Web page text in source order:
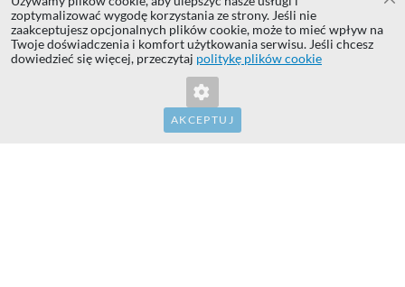
Copyright © 2014 - 2026 MS Development | All rights reserved
| All logos and trademarks are properties of their respective
owners.
zoptymalizować wygodę korzystania ze strony. Jeśli nie
zaakceptujesz opcjonalnych plików cookie, może to mieć wpływ na
Twoje doświadczenia i komfort użytkowania serwisu. Jeśli chcesz
dowiedzieć się więcej, przeczytaj politykę plików cookie
AKCEPTUJ